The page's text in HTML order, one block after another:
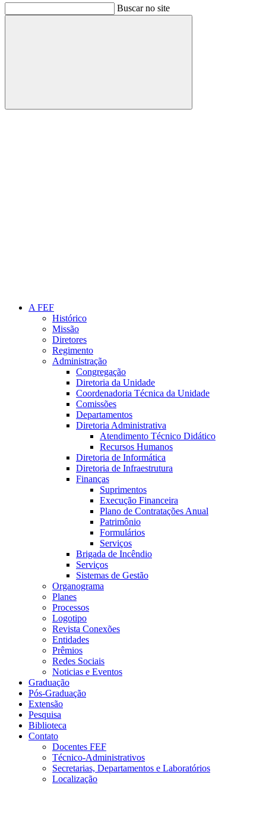
Buscar no site
Buscar
A FEF
Histórico
Missão
Diretores
Regimento
Administração
Congregação
Diretoria da Unidade
Coordenadoria Técnica da Unidade
Comissões
Departamentos
Diretoria Administrativa
Atendimento Técnico Didático
Recursos Humanos
Diretoria de Informática
Diretoria de Infraestrutura
Finanças
Suprimentos
Execução Financeira
Plano de Contratações Anual
Patrimônio
Formulários
Serviços
Brigada de Incêndio
Serviços
Sistemas de Gestão
Organograma
Planes
Processos
Logotipo
Revista Conexões
Entidades
Prêmios
Redes Sociais
Noticias e Eventos
Graduação
Pós-Graduação
Extensão
Pesquisa
Biblioteca
Contato
Docentes FEF
Técnico-Administrativos
Secretarias, Departamentos e Laboratórios
Localização